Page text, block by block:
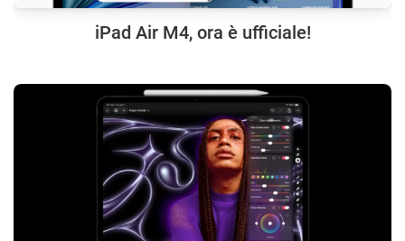
iPad Air M4, ora è ufficiale!